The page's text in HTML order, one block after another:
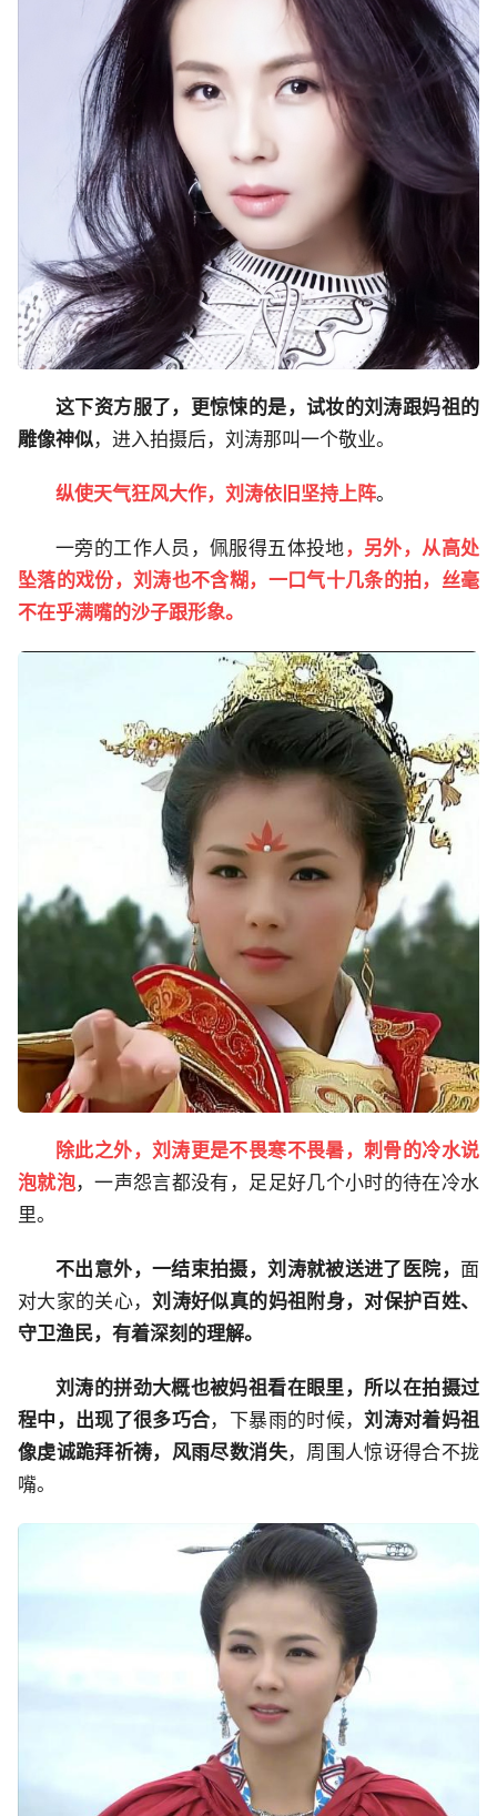
这下资方服了，更惊悚的是，试妆的刘涛跟妈祖的
雕像神似，进入拍摄后，刘涛那叫一个敬业。
纵使天气狂风大作，刘涛依旧坚持上阵。
一旁的工作人员，佩服得五体投地 ，另外，从高处
坠落的戏份，刘涛也不含糊，一口气十几条的拍，丝毫
不在乎满嘴的沙子跟形象。
除此之外，刘涛更是不畏寒不畏暑，刺骨的冷水说
泡就泡，一声怨言都没有，足足好几个小时的待在冷水
里。
不出意外，一结束拍摄，刘涛就被送进了医院， 面
对大家的关心，刘涛好似真的妈祖附身，对保护百姓、
守卫渔民，有着深刻的理解。
刘涛的拼劲大概也被妈祖看在眼里，所以在拍摄过
程中，出现了很多巧合，下暴雨的时候，刘涛对着妈祖
像虔诚跪拜祈祷，风雨尽数消失，周围人惊讶得合不拢
嘴。